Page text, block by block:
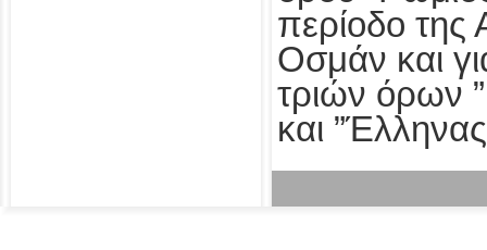
περίοδο της
Οσμάν και
τριών όρων
και